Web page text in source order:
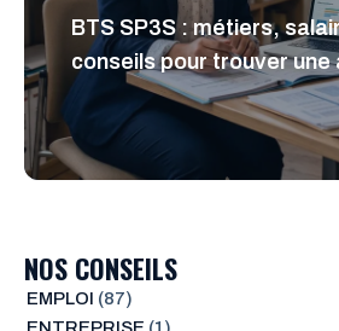
BTS SP3S : métiers,
conseils pour trouver une
NOS CONSEILS
EMPLOI (87)
ENTREPRISE (1)